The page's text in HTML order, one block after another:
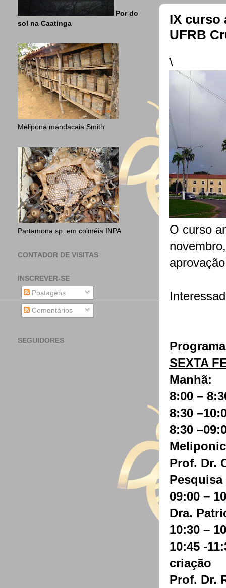
IX curso
UFRB
\
O curso
SEXTA
Manhã:
8:00 –
8:30
8:30
Prof. Dr.
Pesquisa
09:00 –
Dra.
10:30 –
10:45 -
criação
Prof. Dr.
Por do
sol na Caatinga
Melipona mandacaia Smith
Partamona sp. em colméia INPA
CONTADOR DE VISITAS
INSCREVER-SE
Postagens
Comentários
SEGUIDORES